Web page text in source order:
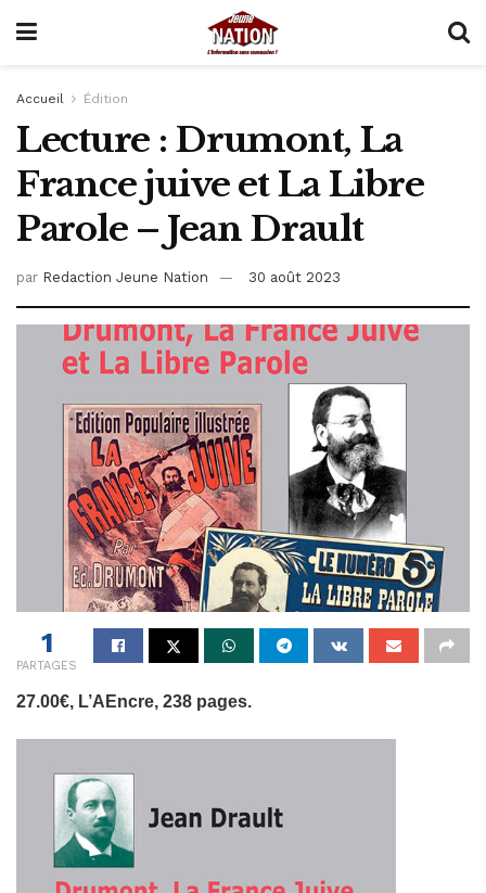
Accueil Édition
Lecture : Drumont, La
France juive et La Libre
Parole – Jean Drault
par Redaction Jeune Nation 30 août 2023
1
PARTAGES
27.00€, L’AEncre, 238 pages.